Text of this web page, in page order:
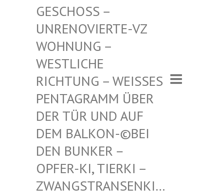
SS – UNRENO
VIERTE-VZ WOHNUN
G – WESTLI
CHE RICHTU
NG – WEISSES PENTAGR
AMM ÜBER DER TÜR
UND AUF DEM BAL
KON-©BEI DEN BUN
KER – OPFER-K
I, TIERKI – ZWANGST
RANSENKI… – ZWANG